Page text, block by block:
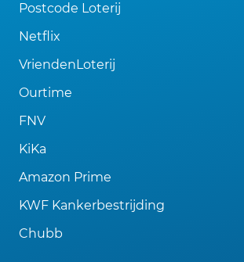
Postcode Loterij
Netflix
VriendenLoterij
Ourtime
FNV
KiKa
Amazon Prime
KWF Kankerbestrijding
Chubb